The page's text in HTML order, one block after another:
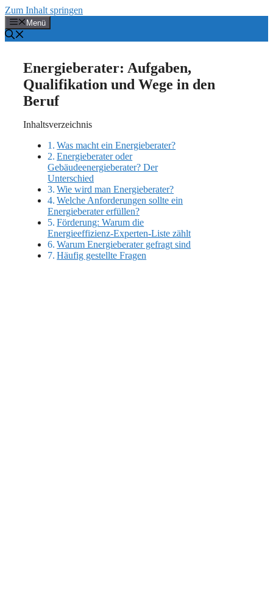
Zum Inhalt springen
Menü
Energieberater: Aufgaben,
Qualifikation und Wege in den
Beruf
Inhaltsverzeichnis
Was macht ein Energieberater?
Energieberater oder
Gebäudeenergieberater? Der
Unterschied
Wie wird man Energieberater?
Welche Anforderungen sollte ein
Energieberater erfüllen?
Förderung: Warum die
Energieeffizienz-Experten-Liste zählt
Warum Energieberater gefragt sind
Häufig gestellte Fragen